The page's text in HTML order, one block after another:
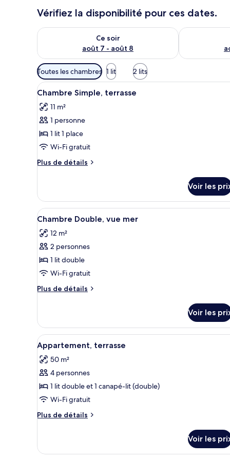
Vérifiez la disponibilité pour ces dates.
Ce soir
août 7 - août 8
Vérifier la disponibilité pour ce soir août 7 - août 8
Vérifier la
Filtres
disponibles
pour
les
chambres
Toutes les chambres 1 lit 2 lits
Afficher
toutes
les
photos
pour
ce
type
de
Chambre
Simple,
terrasse
Un lit bien fait, recouvert
2
Chambre Simple, terrasse
11 m²
1 personne
1 lit 1 place
Wi-Fi gratuit
Plus de détails
Plus
le
type
de
Chambre
Simple,
Voir les
Afficher
toutes
les
photos
pour
ce
type
de
Chambre
Double,
vue
mer
Une chambre à coucher
5
Chambre Double, vue mer
12 m²
2 personnes
1 lit double
Wi-Fi gratuit
Plus de détails
Plus
le
type
de
chambre
Chambre
Double,
mer
Voir les
Afficher
toutes
les
photos
pour
ce
type
de
Appartement,
terrasse
Un lit bien fait, recouvert
8
Appartement, terrasse
50 m²
4 personnes
1 lit double et 1 canapé-lit (double)
Wi-Fi gratuit
Plus de détails
Plus
le
Voir les